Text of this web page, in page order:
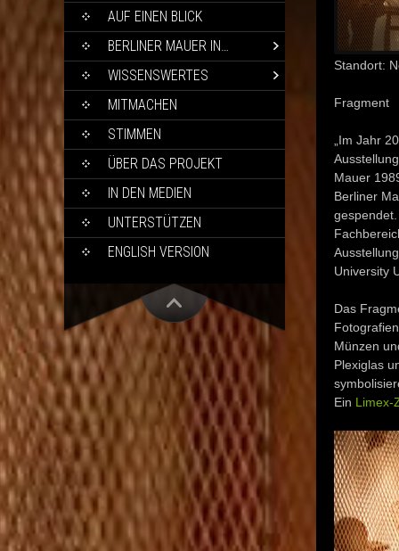
SKIP
CONTENT
AUF EINEN BLICK
BERLINER MAUER IN…
WISSENSWERTES
MITMACHEN
STIMMEN
ÜBER DAS PROJEKT
IN DEN MEDIEN
UNTERSTÜTZEN
ENGLISH VERSION
Standort:
Fragment
„Im Jahr
Mauer
Berliner
University
Das
Münzen
Plexiglas
Ein Limex-